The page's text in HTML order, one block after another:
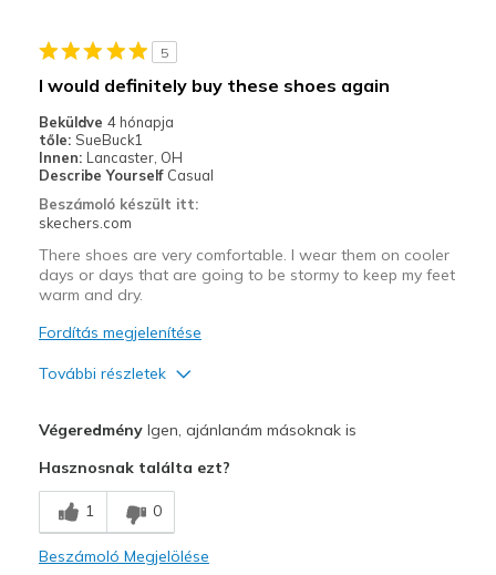
Legjobb használat
Going Out
Working on hard cement floors
Width
Feels true to width
View On Shoes
Shoes are for Wearing
5
I would definitely buy these shoes again
Beküldve 4 hónapja
tőle: SueBuck1
Innen: Lancaster, OH
Describe Yourself Casual
Beszámoló készült itt:
skechers.com
There shoes are very comfortable. I wear them on cooler
days or days that are going to be stormy to keep my feet
warm and dry.
Fordítás megjelenítése
További részletek
Comfortable
Durable
VégeredményIgen, ajánlanám másoknak is
Hasznosnak találta ezt?
1 0
Beszámoló Megjelölése